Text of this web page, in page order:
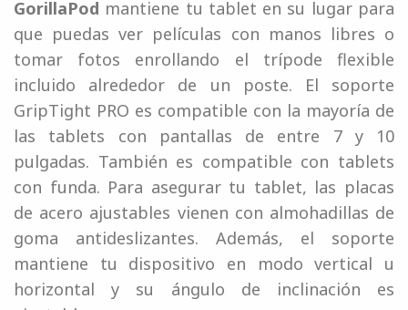
GorillaPod mantiene tu tablet en su lugar para
que puedas ver películas con manos libres o
tomar fotos enrollando el trípode flexible
incluido alrededor de un poste. El soporte
GripTight PRO es compatible con la mayoría de
las tablets con pantallas de entre 7 y 10
pulgadas. También es compatible con tablets
con funda. Para asegurar tu tablet, las placas
de acero ajustables vienen con almohadillas de
goma antideslizantes. Además, el soporte
mantiene tu dispositivo en modo vertical u
horizontal y su ángulo de inclinación es